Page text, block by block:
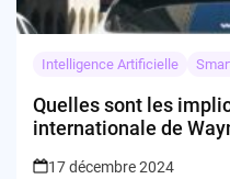
Intelligence Artificielle
Quelles sont les
internationale de
17 décembre 2024